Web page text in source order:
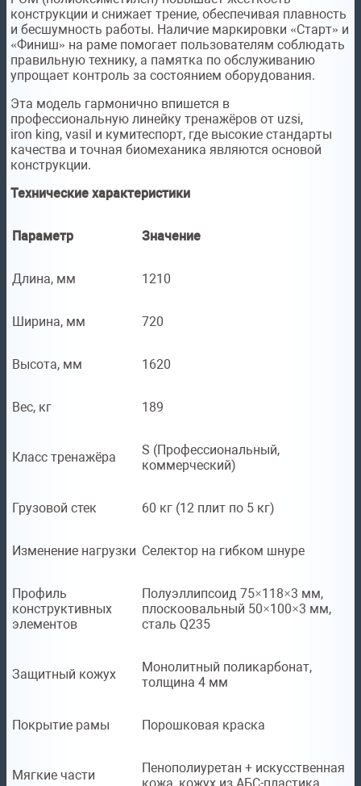
конструкции и снижает трение, обеспечивая плавность
и бесшумность работы. Наличие маркировки «Старт» и
«Финиш» на раме помогает пользователям соблюдать
правильную технику, а памятка по обслуживанию
упрощает контроль за состоянием оборудования.
Эта модель гармонично впишется в
профессиональную линейку тренажёров от uzsi,
iron king, vasil и кумитеспорт, где высокие стандарты
качества и точная биомеханика являются основой
конструкции.
Технические характеристики
Параметр Значение
Длина, мм 1210
Ширина, мм 720
Высота, мм 1620
Вес, кг 189
Класс тренажёра
S (Профессиональный,
коммерческий)
Грузовой стек 60 кг (12 плит по 5 кг)
Изменение нагрузки Селектор на гибком шнуре
Профиль
конструктивных
элементов
Полуэллипсоид 75×118×3 мм,
плоскоовальный 50×100×3 мм,
сталь Q235
Защитный кожух
Монолитный поликарбонат,
толщина 4 мм
Покрытие рамы Порошковая краска
Мягкие части
Пенополиуретан + искусственная